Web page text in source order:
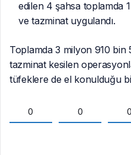
edilen 4 şahsa toplamda
ve tazminat uygulandı.
Toplamda 3 milyon 910 bin
tazminat kesilen
tüfeklere de el konulduğu
0 0 0